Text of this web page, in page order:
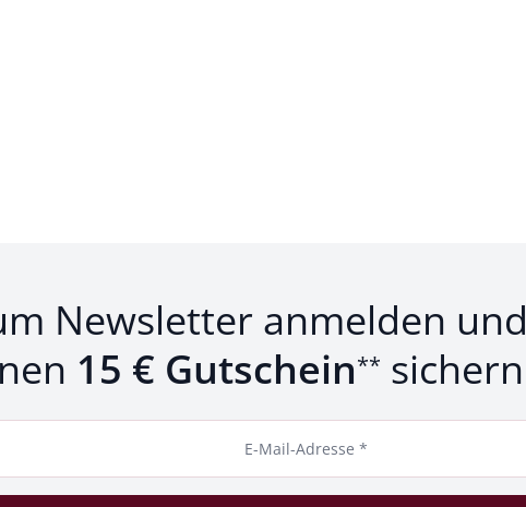
Newsletter anmelden und
15 € Gutschein** sichern
E-Mail-Adresse *